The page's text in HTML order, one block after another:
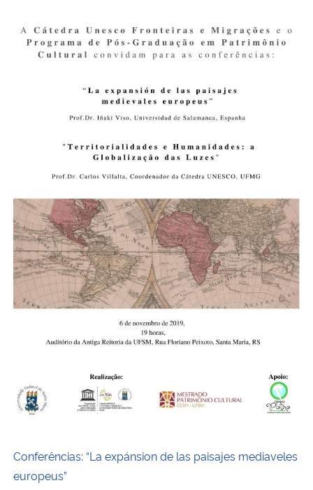
Conferências: “La expánsion de las paisajes mediaveles
europeus”